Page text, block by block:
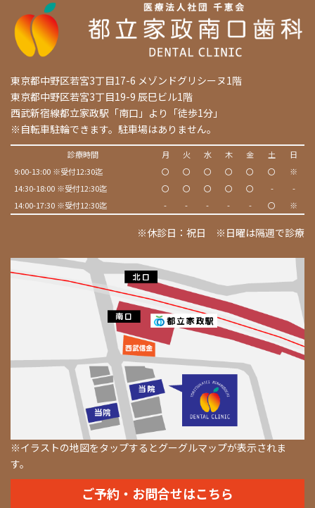
東京都中野区若宮3丁目17-6 メゾンドグリシーヌ1階
東京都中野区若宮3丁目19-9 辰巳ビル1階
西武新宿線都立家政駅「南口」より「徒歩1分」
※自転車駐輪できます。駐車場はありません。
診療時間 月 火 水 木 金 土
日
9:00-13:00 ※受付12:30迄
〇 〇 〇 〇 〇 〇
※
14:30-18:00 ※受付12:30迄
〇 〇 〇 〇 〇 -
-
14:00-17:30 ※受付12:30迄
- - - - - 〇 ※
※休診日：祝日 ※日曜は隔週で診療
※イラストの地図をタップするとグーグルマップが表示されま
す。
ご予約・お問合せはこちら